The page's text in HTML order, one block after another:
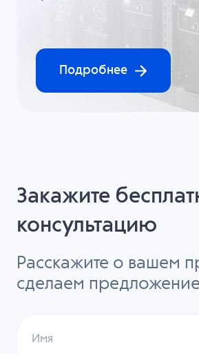
Подробнее
Закажите
консультацию
Расскажите о вашем
сделаем предложение
Имя